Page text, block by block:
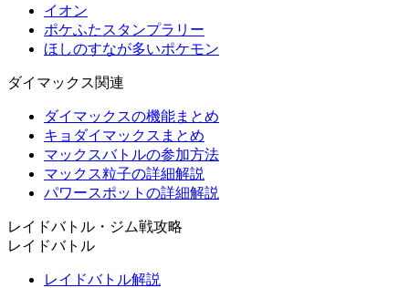
イオン
ポケふたスタンプラリー
ほしのすなが多いポケモン
ダイマックス関連
ダイマックスの機能まとめ
キョダイマックスまとめ
マックスバトルの参加方法
マックス粒子の詳細解説
パワースポットの詳細解説
レイドバトル・ジム戦攻略
レイドバトル
レイドバトル解説